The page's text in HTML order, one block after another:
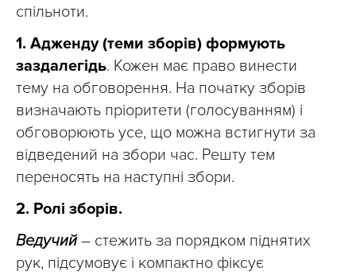
спільноти.
1. Адженду (теми зборів) формують
заздалегідь. Кожен має право винести
тему на обговорення. На початку зборів
визначають пріоритети (голосуванням) і
обговорюють усе, що можна встигнути за
відведений на збори час. Решту тем
переносять на наступні збори.
2. Ролі зборів.
Ведучий– стежить за порядком піднятих
рук, підсумовує і компактно фіксує